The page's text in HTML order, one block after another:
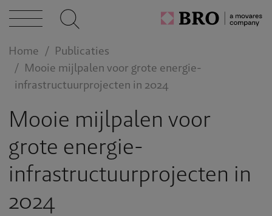
Home
Publicaties
Mooie mijlpalen voor grote energie-
infrastructuurprojecten in 2024
Mooie mijlpalen voor
grote energie-
infrastructuurprojecten in
2024